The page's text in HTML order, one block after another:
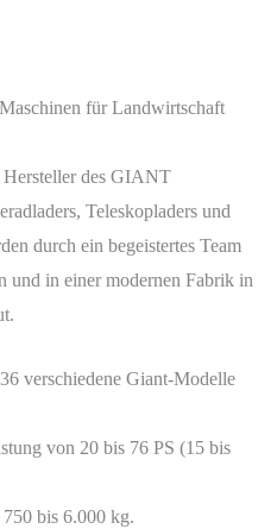
für Landwirtschaft
des GIANT
Teleskopladers und
durch ein begeistertes Team
und in einer modernen Fabrik in
verschiedene Giant-Modelle
von 20 bis 76 PS (15 bis
bis 6.000 kg.